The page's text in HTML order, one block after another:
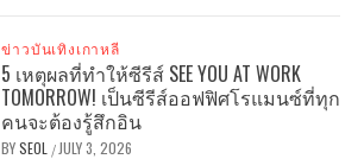
ข่าวบันเทิงเกาหลี
5 เหตุผลที่ทำให้ซีรีส์ SEE YOU AT WORK
TOMORROW! เป็นซีรีส์ออฟฟิศโรแมนซ์ที่ทุก
คนจะต้องรู้สึกอิน
BYSEOL / JULY 3, 2026